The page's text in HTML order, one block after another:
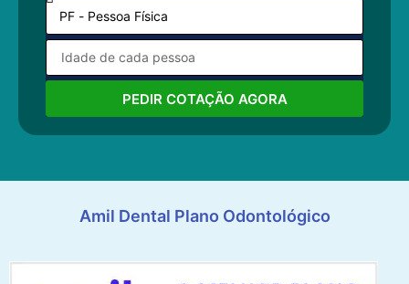
PEDIR COTAÇÃO AGORA
Amil Dental Plano Odontológico